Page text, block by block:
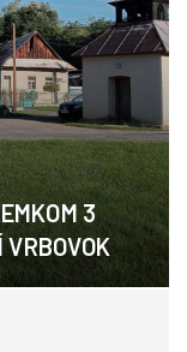
3
VRBOVOK